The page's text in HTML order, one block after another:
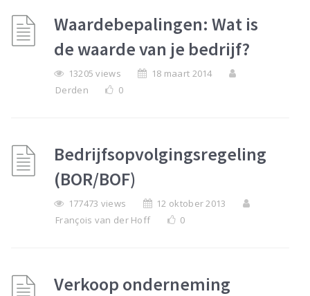
Waardebepalingen: Wat is
de waarde van je bedrijf?
13205 views
18 maart 2014
Derden
0
Bedrijfsopvolgingsregeling
(BOR/BOF)
177473 views
12 oktober 2013
François van der Hoff
0
Verkoop onderneming